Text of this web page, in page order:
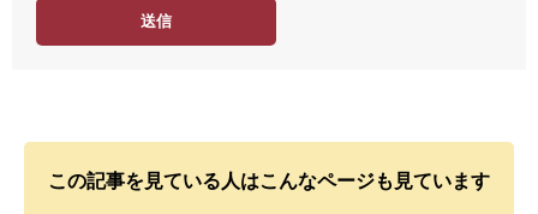
この記事を見ている人はこんなページも見ています